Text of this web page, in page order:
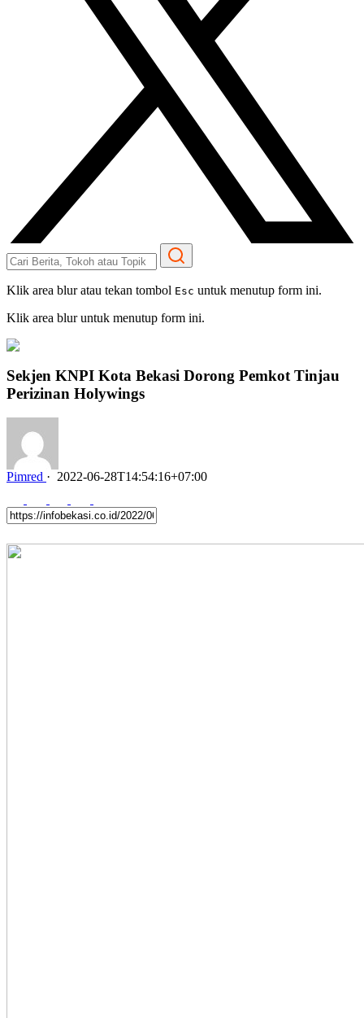
Klik area blur atau tekan tombol Esc untuk menutup form ini.
Klik area blur untuk menutup form ini.
Sekjen KNPI Kota Bekasi Dorong Pemkot Tinjau
Perizinan Holywings
Pimred · 2022-06-28T14:54:16+07:00